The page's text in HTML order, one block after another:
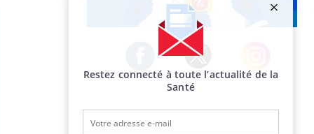
Facebook Twitter Instagram
Restez connecté à toute l’actualité de la
Santé